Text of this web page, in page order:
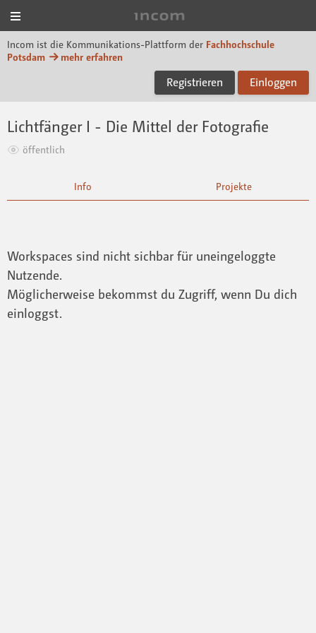
Incom ist die Kommunikations-Plattform der Fachhochschule
Potsdam
mehr erfahren
Registrieren Einloggen
Lichtfänger I - Die Mittel der Fotografie
öffentlich
Info Projekte
Workspaces sind nicht sichbar für uneingeloggte
Nutzende.
Möglicherweise bekommst du Zugriff, wenn Du dich
einloggst.